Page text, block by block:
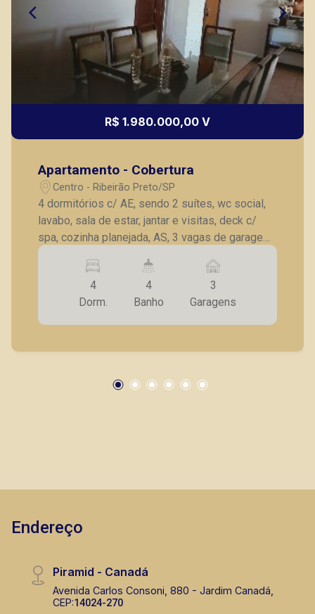
R$ 1.980.000,00 V
Apartamento - Cobertura
Centro - Ribeirão Preto/SP
4 dormitórios c/ AE, sendo 2 suítes, wc social,
lavabo, sala de estar, jantar e visitas, deck c/
spa, cozinha planejada, AS, 3 vagas de garagem.
Mobiliado c/ 4 camas solteiro, 2 sofás, 6
poltronas, jogo de jantar 8 lugares, 2 aparadores,
mesa centro, frigobar, adega, estante, aparelho
de som, 2 televisores 32 e 50 polegadas, 2
geladeiras, microondas, chiffonier, máquina de
4
Dorm.
4
Banho
3
Garagens
Endereço
Piramid - Canadá
Avenida Carlos Consoni, 880 - Jardim Canadá,
CEP:14024-270